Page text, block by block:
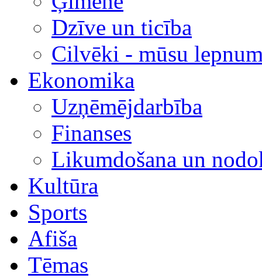
Dzīve un ticība
Cilvēki - mūsu
Ekonomika
Uzņēmējdarbība
Finanses
Likumdošana un
Kultūra
Sports
Afiša
Tēmas